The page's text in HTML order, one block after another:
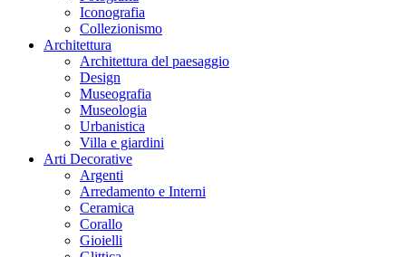
Iconografia
Collezionismo
Architettura
Architettura del paesaggio
Design
Museografia
Museologia
Urbanistica
Villa e giardini
Arti Decorative
Argenti
Arredamento e Interni
Ceramica
Corallo
Gioielli